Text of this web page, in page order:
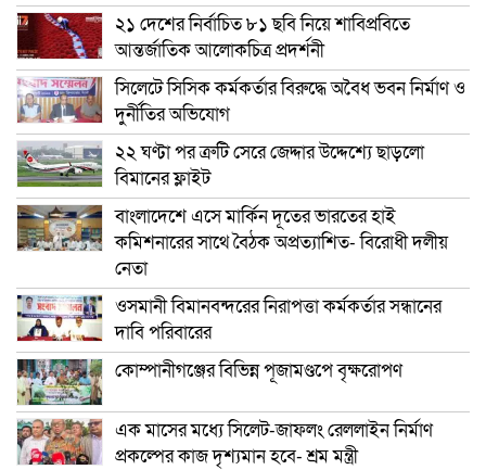
২১ দেশের নির্বাচিত ৮১ ছবি নিয়ে শাবিপ্রবিতে
আন্তর্জাতিক আলোকচিত্র প্রদর্শনী
সিলেটে সিসিক কর্মকর্তার বিরুদ্ধে অবৈধ ভবন নির্মাণ ও
দুর্নীতির অভিযোগ
২২ ঘণ্টা পর ত্রুটি সেরে জেদ্দার উদ্দেশ্যে ছাড়লো
বিমানের ফ্লাইট
বাংলাদেশে এসে মার্কিন দূতের ভারতের হাই
কমিশনারের সাথে বৈঠক অপ্রত্যাশিত- বিরোধী দলীয়
নেতা
ওসমানী বিমানবন্দরের নিরাপত্তা কর্মকর্তার সন্ধানের
দাবি পরিবারের
কোম্পানীগঞ্জের বিভিন্ন পূজামণ্ডপে বৃক্ষরোপণ
এক মাসের মধ্যে সিলেট-জাফলং রেললাইন নির্মাণ
প্রকল্পের কাজ দৃশ্যমান হবে- শ্রম মন্ত্রী